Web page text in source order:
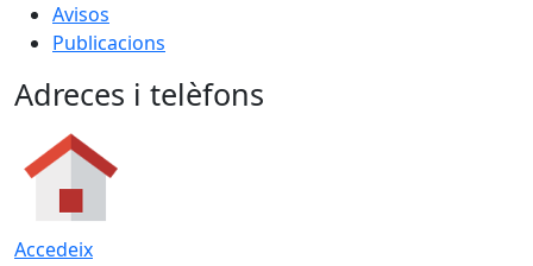
Avisos
Publicacions
Adreces i telèfons
Accedeix